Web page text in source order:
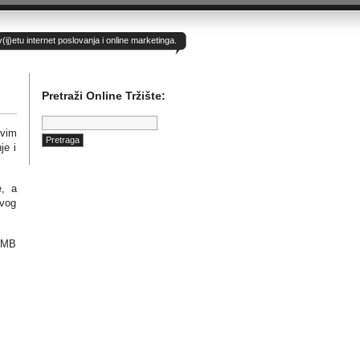
internet poslovanja i online marketinga.
i
a
Pretraži Online Tržište:
Pretraga: